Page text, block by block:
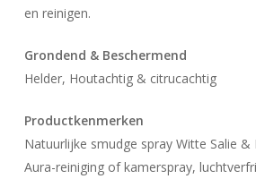
en reinigen.
​Grondend & Beschermend
Helder, Houtachtig & citrucachtig
Productkenmerken
Natuurlijke smudge spray Witte Salie &
Aura-reiniging of kamerspray,